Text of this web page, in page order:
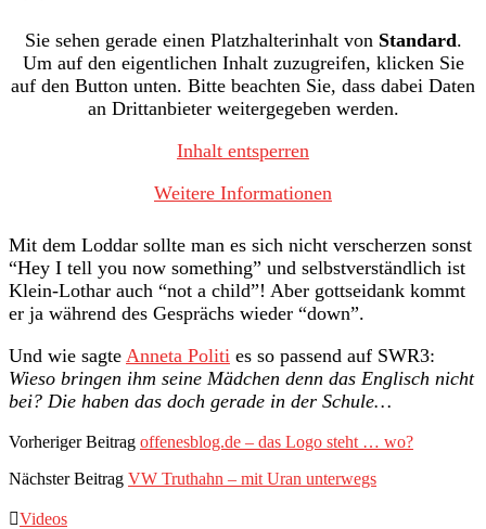
Sie sehen gerade einen Platzhalterinhalt von Standard.
Um auf den eigentlichen Inhalt zuzugreifen, klicken Sie
auf den Button unten. Bitte beachten Sie, dass dabei Daten
an Drittanbieter weitergegeben werden.
Inhalt entsperren
Weitere Informationen
Mit dem Loddar sollte man es sich nicht verscherzen sonst
“Hey I tell you now something” und selbstverständlich ist
Klein-Lothar auch “not a child”! Aber gottseidank kommt
er ja während des Gesprächs wieder “down”.
Und wie sagte Anneta Politi es so passend auf SWR3:
Wieso bringen ihm seine Mädchen denn das Englisch nicht
bei? Die haben das doch gerade in der Schule…
Vorheriger Beitrag offenesblog.de – das Logo steht … wo?
Nächster Beitrag VW Truthahn – mit Uran unterwegs
Videos